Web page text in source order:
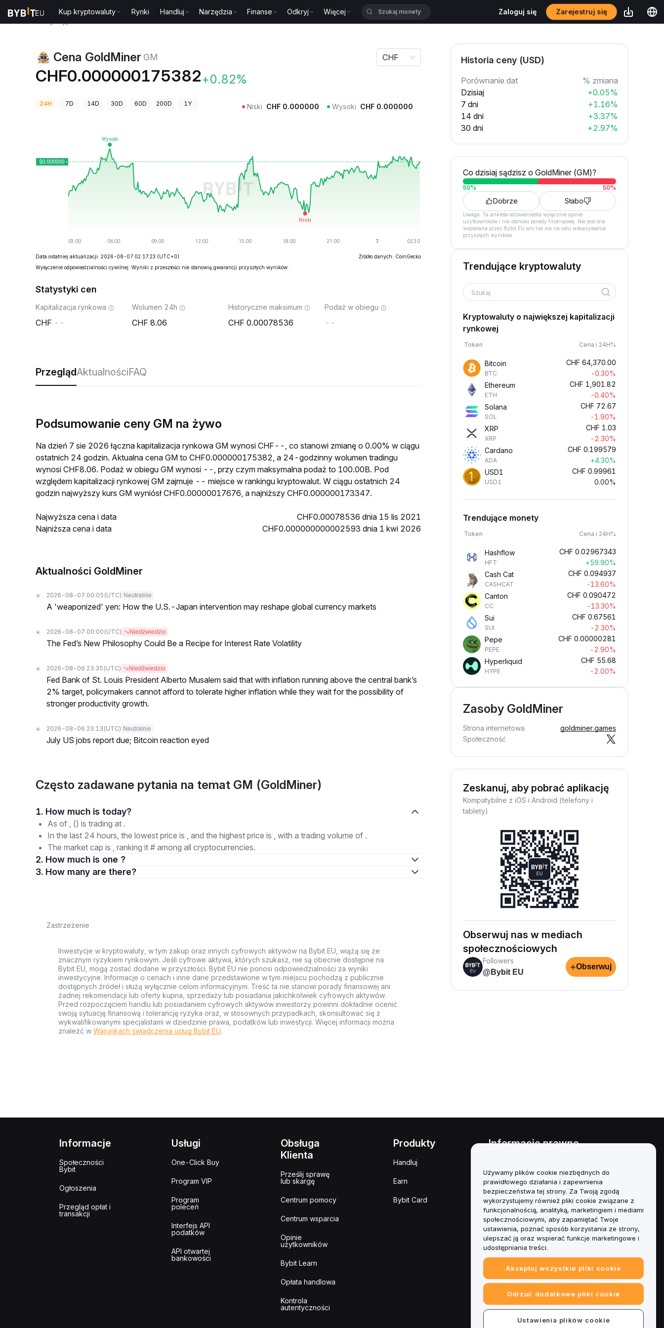
Kup kryptowaluty Rynki Handluj Narzędzia Finanse Odkryj Więcej Zaloguj się Zarejestruj się
Cena GoldMiner GM
CHF0.000000175382+0.82%
CHF
24H 7D 14D 30D 60D 200D 1Y Niski CHF 0.000000 Wysoki CHF 0.000000
Data ostatniej aktualizacji: 2026-08-07 02:17:23 (UTC+0)
Źródło danych: CoinGecko
Wyłączenie odpowiedzialności cywilnej: Wyniki z przeszłości nie stanowią gwarancji przyszłych wyników.
Statystyki cen
Kapitalizacja rynkowa
--
Wolumen 24h
8.06
Historyczne maksimum
0.00078536
Podaż w obiegu
--
PrzeglądAktualnościFAQ
Podsumowanie ceny GM na żywo
Na dzień 7 sie 2026 łączna kapitalizacja rynkowa GM wynosi CHF--, co stanowi zmianę o 0.00% w ciągu
ostatnich 24 godzin. Aktualna cena GM to CHF0.000000175382, a 24-godzinny wolumen tradingu
wynosi CHF8.06. Podaż w obiegu GM wynosi --, przy czym maksymalna podaż to 100.00B. Pod
względem kapitalizacji rynkowej GM zajmuje -- miejsce w rankingu kryptowalut. W ciągu ostatnich 24
godzin najwyższy kurs GM wyniósł CHF0.00000017676, a najniższy CHF0.000000173347.
Najwyższa cena i data
CHF0.00078536 dnia 15 lis 2021
Najniższa cena i data
CHF0.000000000002593 dnia 1 kwi 2026
Aktualności GoldMiner
2026-08-07 00:05 (UTC) Neutralnie
A 'weaponized' yen: How the U.S.-Japan intervention may reshape global currency markets
2026-08-07 00:00 (UTC) Niedźwiedzio
The Fed’s New Philosophy Could Be a Recipe for Interest Rate Volatility
2026-08-06 23:35 (UTC) Niedźwiedzio
Fed Bank of St. Louis President Alberto Musalem said that with inflation running above the central bank’s
2% target, policymakers cannot afford to tolerate higher inflation while they wait for the possibility of
stronger productivity growth.
2026-08-06 23:13 (UTC) Neutralnie
July US jobs report due; Bitcoin reaction eyed
Często zadawane pytania na temat GM (GoldMiner)
1. How much is today?
As of , () is trading at .
In the last 24 hours, the lowest price is , and the highest price is , with a trading volume of .
The market cap is , ranking it # among all cryptocurrencies.
2. How much is one ?
3. How many are there?
Zastrzeżenie
Inwestycje w kryptowaluty, w tym zakup oraz innych cyfrowych aktywów na Bybit EU, wiążą się ze
znacznym ryzykiem rynkowym. Jeśli cyfrowe aktywa, których szukasz, nie są obecnie dostępne na
Bybit EU, mogą zostać dodane w przyszłości. Bybit EU nie ponosi odpowiedzialności za wyniki
inwestycyjne. Informacje o cenach i inne dane przedstawione w tym miejscu pochodzą z publicznie
dostępnych źródeł i służą wyłącznie celom informacyjnym. Treść ta nie stanowi porady finansowej ani
żadnej rekomendacji lub oferty kupna, sprzedaży lub posiadania jakichkolwiek cyfrowych aktywów.
Przed rozpoczęciem handlu lub posiadaniem cyfrowych aktywów inwestorzy powinni dokładnie ocenić
swoją sytuację finansową i tolerancję ryzyka oraz, w stosownych przypadkach, skonsultować się z
wykwalifikowanymi specjalistami w dziedzinie prawa, podatków lub inwestycji. Więcej informacji można
znaleźć w Warunkach świadczenia usług Bybit EU.
Historia ceny (USD)
Porównanie dat
% zmiana
Dzisiaj
+0.05%
7 dni
+1.16%
14 dni
+3.37%
30 dni
+2.97%
Co dzisiaj sądzisz o GoldMiner (GM)?
50% 50%
Dobrze Słabo
Uwaga: Ta ankieta odzwierciedla wyłącznie opinie
użytkowników i nie stanowi porady finansowej. Nie jest ona
wspierana przez Bybit EU ani nie ma na celu wskazywania
przyszłych wyników.
Trendujące kryptowaluty
Szukaj
Kryptowaluty o największej kapitalizacji
rynkowej
Token Cena i 24H%
Bitcoin
BTC
CHF 64,370.00
-0.30%
Ethereum
ETH
CHF 1,901.82
-0.40%
Solana
SOL
CHF 72.67
-1.90%
XRP
XRP
CHF 1.03
-2.30%
Cardano
ADA
CHF 0.199579
+4.30%
USD1
USD1
CHF 0.99961
0.00%
Trendujące monety
Token Cena i 24H%
Hashflow
HFT
CHF 0.02967343
+59.90%
Cash Cat
CASHCAT
CHF 0.094937
-13.60%
Canton
CC
CHF 0.090472
-13.30%
Sui
SUI
CHF 0.67561
-2.30%
Pepe
PEPE
CHF 0.00000281
-2.90%
Hyperliquid
HYPE
CHF 55.68
-2.00%
Zasoby GoldMiner
Strona internetowa
goldminer.games
Społeczność
Zeskanuj, aby pobrać aplikację
Kompatybilne z iOS i Android (telefony i
tablety)
Obserwuj nas w mediach
społecznościowych
Followers
@Bybit EU
+Obserwuj
Informacje
Społeczności
Bybit
Ogłoszenia
Przegląd opłat i
transakcji
Usługi
One-Click Buy
Program VIP
Program
poleceń
Interfejs API
podatków
API otwartej
bankowości
Obsługa
Klienta
Prześlij sprawę
lub skargę
Centrum pomocy
Centrum wsparcia
Opinie
użytkowników
Bybit Learn
Opłata handlowa
Kontrola
autentyczności
Produkty
Handluj
Earn
Bybit Card
Informacje prawne
interesów
Podsumowanie polityki
powiernictwa i zarządzania
Informacje ESG
Biuletyny informacyjne
kryptoaktywów
Używamy plików cookie niezbędnych do
prawidłowego działania i zapewnienia
bezpieczeństwa tej strony. Za Twoją zgodą
wykorzystujemy również pliki cookie związane z
funkcjonalnością, analityką, marketingiem i mediami
społecznościowymi, aby zapamiętać Twoje
ustawienia, poznać sposób korzystania ze strony,
ulepszać ją oraz wspierać funkcje marketingowe i
udostępniania treści.
Akceptuj wszystkie pliki cookie
Odrzuć dodatkowe pliki cookie
Ustawienia plików cookie